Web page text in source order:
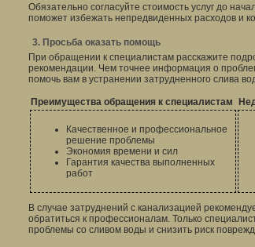
Обязательно согласуйте стоимость услуг до
поможет избежать непредвиденных расходов и
3. Просьба оказать помощь
При обращении к специалистам расскажите
рекомендации. Чем точнее информация о
помочь вам в устранении затрудненного слива
Преимущества обращения к специалистам
Качественное и профессиональное
решение проблемы
Экономия времени и сил
Гарантия качества выполненных
работ
В случае затруднений с канализацией
обратиться к профессионалам. Только
проблемы со сливом воды и снизить риск